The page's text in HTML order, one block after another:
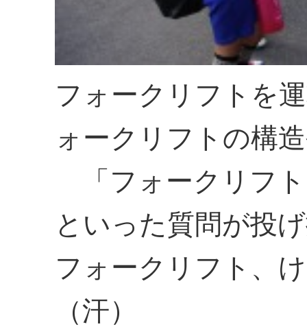
フォークリフトを
ォークリフトの構
「フォークリフ
といった質問が投
フォークリフト、
（汗）